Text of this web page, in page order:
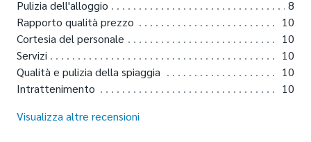
Pulizia dell'alloggio
8
Rapporto qualità prezzo
10
Cortesia del personale
10
Servizi
10
Qualità e pulizia della spiaggia
10
Intrattenimento
10
Visualizza altre recensioni